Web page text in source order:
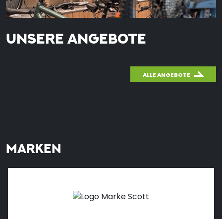
UNSERE ANGEBOTE
ALLE ANGEBOTE
MARKEN